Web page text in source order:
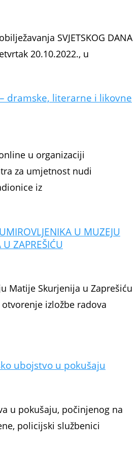
SVJETSKOG DANA
20.10.2022., u
dramske, literarne i likovne
u organizaciji
za umjetnost nudi
iz
U MUZEJU
U ZAPREŠIĆU
Matije Skurjenija u Zaprešiću
izložbe radova
ubojstvo u pokušaju
u pokušaju, počinjenog na
policijski službenici